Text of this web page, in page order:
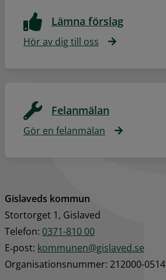
Lämna förslag
Hör av dig till oss
Felanmälan
Gör en felanmälan
Gislaveds kommun
Stortorget 1, Gislaved
Telefon: 0371-810 00
E‑post: kommunen@gislaved.se
Organisationsnummer: 212000-0514